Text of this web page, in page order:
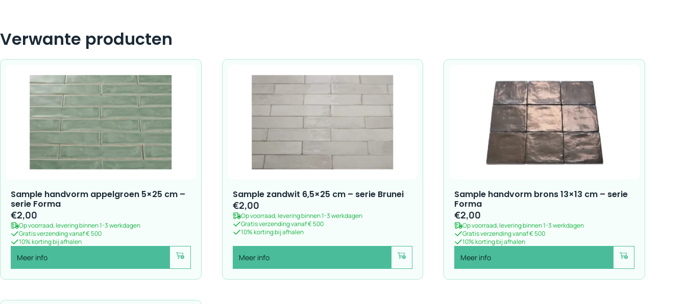
Verwante producten
Sample handvorm appelgroen 5×25 cm –
serie Forma
€2,00
Op voorraad, levering binnen 1-3 werkdagen
Gratis verzending vanaf € 500
10% korting bij afhalen
Meer info Voeg toe
Sample zandwit 6,5×25 cm – serie Brunei
€2,00
Op voorraad, levering binnen 1-3 werkdagen
Gratis verzending vanaf € 500
10% korting bij afhalen
Meer info Voeg toe
Sample handvorm brons 13×13 cm – serie
Forma
€2,00
Op voorraad, levering binnen 1-3 werkdagen
Gratis verzending vanaf € 500
10% korting bij afhalen
Meer info Voeg toe